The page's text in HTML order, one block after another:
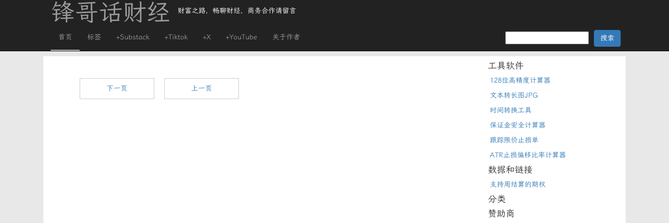
锋哥话财经 财富之路，畅聊财经，商务合作请留言
首页 标签 +Substack +Tiktok +X +YouTube 关于作者
下一页 上一页
工具软件
128位高精度计算器
文本转长图JPG
时间转换工具
保证金安全计算器
跟踪限价止损单
ATR止损偏移比率计算器
数据和链接
支持周结算的期权
分类
赞助商